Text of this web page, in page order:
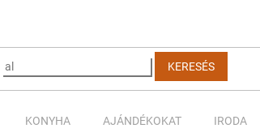
KERESÉS
KONYHA AJÁNDÉKOKAT IRODA